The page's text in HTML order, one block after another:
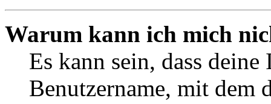
Warum kann ich mich
Es kann sein, dass
Benutzername, mit dem